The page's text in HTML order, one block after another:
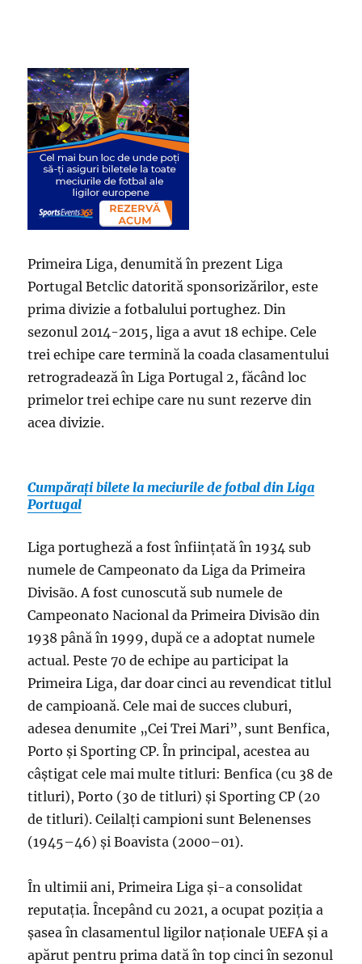
Primeira Liga, denumită în prezent Liga
Portugal Betclic datorită sponsorizărilor, este
prima divizie a fotbalului portughez. Din
sezonul 2014-2015, liga a avut 18 echipe. Cele
trei echipe care termină la coada clasamentului
retrogradează în Liga Portugal 2, făcând loc
primelor trei echipe care nu sunt rezerve din
acea divizie.
Cumpărați bilete la meciurile de fotbal din Liga
Portugal
Liga portugheză a fost înființată în 1934 sub
numele de Campeonato da Liga da Primeira
Divisão. A fost cunoscută sub numele de
Campeonato Nacional da Primeira Divisão din
1938 până în 1999, după ce a adoptat numele
actual. Peste 70 de echipe au participat la
Primeira Liga, dar doar cinci au revendicat titlul
de campioană. Cele mai de succes cluburi,
adesea denumite „Cei Trei Mari”, sunt Benfica,
Porto și Sporting CP. În principal, acestea au
câștigat cele mai multe titluri: Benfica (cu 38 de
titluri), Porto (30 de titluri) și Sporting CP (20
de titluri). Ceilalți campioni sunt Belenenses
(1945–46) și Boavista (2000–01).
În ultimii ani, Primeira Liga și-a consolidat
reputația. Începând cu 2021, a ocupat poziția a
șasea în clasamentul ligilor naționale UEFA și a
apărut pentru prima dată în top cinci în sezonul